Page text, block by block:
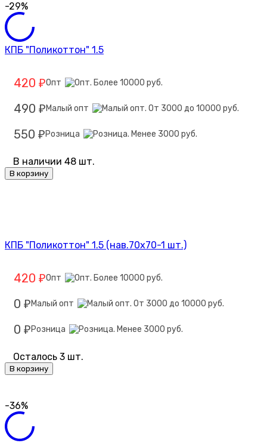
-29%
КПБ "Поликоттон" 1.5
420 ₽Опт
490 ₽ Малый опт
550 ₽ Розница
В наличии 48 шт.
В корзину
КПБ "Поликоттон" 1.5 (нав.70х70-1 шт.)
420 ₽Опт
0 ₽ Малый опт
0 ₽ Розница
Осталось 3 шт.
В корзину
-36%